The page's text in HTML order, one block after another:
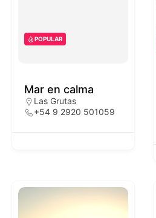
POPULAR
Mar en calma
Las Grutas
+54 9 2920 501059